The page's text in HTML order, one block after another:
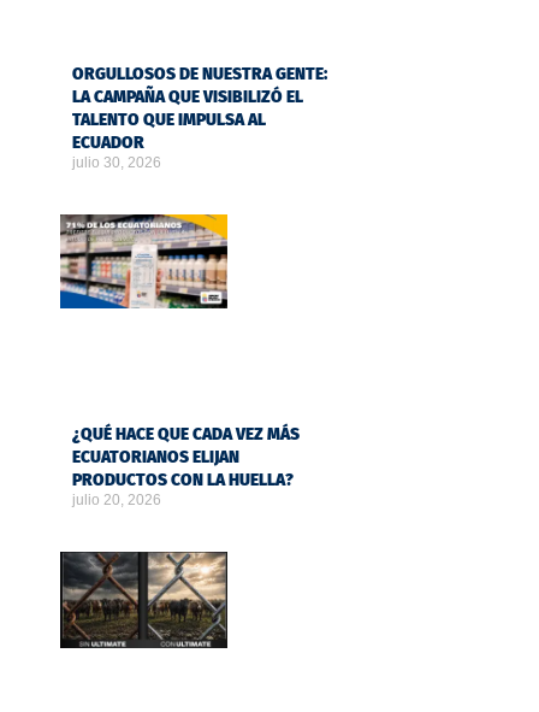
ORGULLOSOS DE NUESTRA GENTE:
LA CAMPAÑA QUE VISIBILIZÓ EL
TALENTO QUE IMPULSA AL
ECUADOR
julio 30, 2026
¿QUÉ HACE QUE CADA VEZ MÁS
ECUATORIANOS ELIJAN
PRODUCTOS CON LA HUELLA?
julio 20, 2026